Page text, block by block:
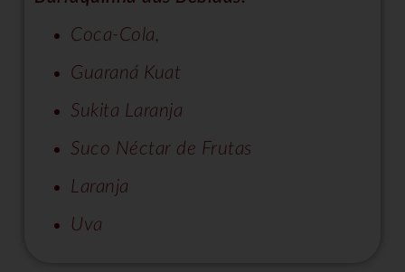
Coca-Cola,
Guaraná Kuat
Sukita Laranja
Suco Néctar de Frutas
Laranja
Uva